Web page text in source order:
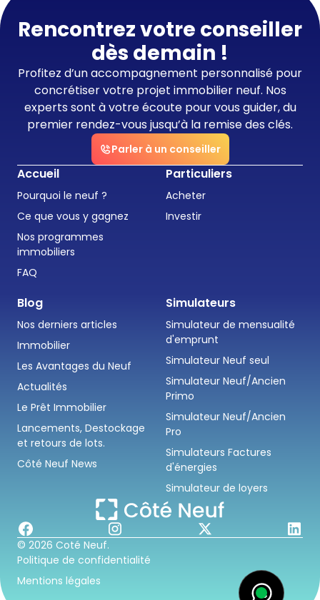
Rencontrez votre conseiller
dès demain !
Profitez d’un accompagnement personnalisé pour
concrétiser votre projet immobilier neuf. Nos
experts sont à votre écoute pour vous guider, du
premier rendez-vous jusqu’à la remise des clés.
Parler à un conseiller
Accueil
Pourquoi le neuf ?
Ce que vous y gagnez
Nos programmes
immobiliers
FAQ
Particuliers
Acheter
Investir
Blog
Nos derniers articles
Immobilier
Les Avantages du Neuf
Actualités
Le Prêt Immobilier
Lancements, Destockage
et retours de lots.
Côté Neuf News
Simulateurs
Simulateur de mensualité
d'emprunt
Simulateur Neuf seul
Simulateur Neuf/Ancien
Primo
Simulateur Neuf/Ancien
Pro
Simulateurs Factures
d'énergies
Simulateur de loyers
© 2026 Coté Neuf.
Politique de confidentialité
Mentions légales